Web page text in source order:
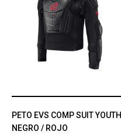
PETO EVS COMP SUIT YOUTH
NEGRO / ROJO